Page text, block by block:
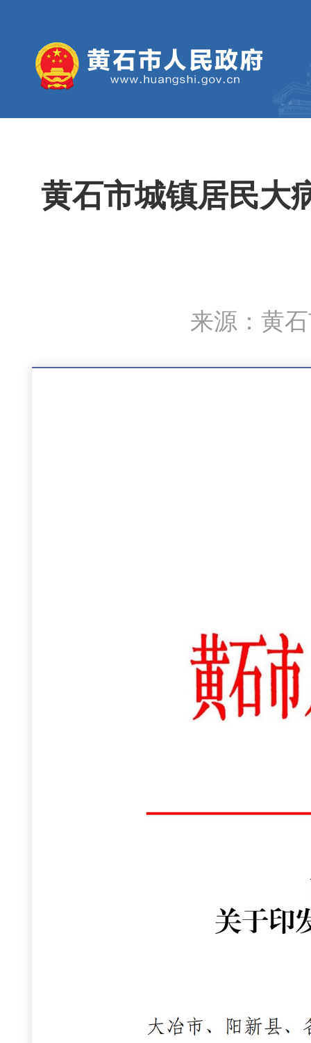
黄石市城镇居民大
来源：黄